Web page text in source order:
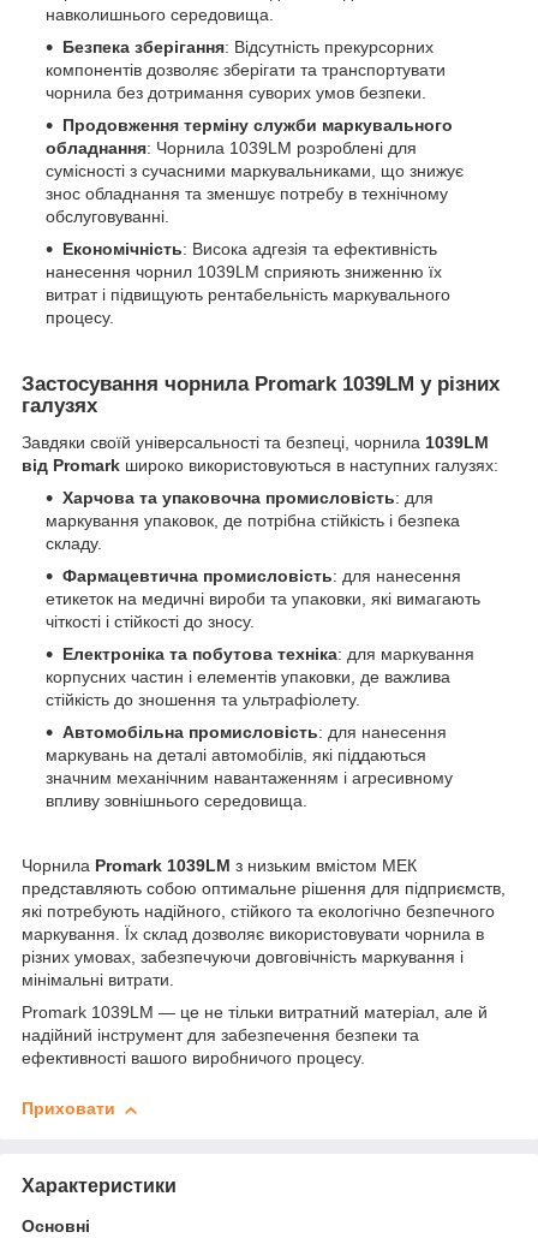
навколишнього середовища.
Безпека зберігання: Відсутність прекурсорних
компонентів дозволяє зберігати та транспортувати
чорнила без дотримання суворих умов безпеки.
Продовження терміну служби маркувального
обладнання: Чорнила 1039LM розроблені для
сумісності з сучасними маркувальниками, що знижує
знос обладнання та зменшує потребу в технічному
обслуговуванні.
Економічність: Висока адгезія та ефективність
нанесення чорнил 1039LM сприяють зниженню їх
витрат і підвищують рентабельність маркувального
процесу.
Застосування чорнила Promark 1039LM у різних
галузях
Завдяки своїй універсальності та безпеці, чорнила 1039LM
від Promark широко використовуються в наступних галузях:
Харчова та упаковочна промисловість: для
маркування упаковок, де потрібна стійкість і безпека
складу.
Фармацевтична промисловість: для нанесення
етикеток на медичні вироби та упаковки, які вимагають
чіткості і стійкості до зносу.
Електроніка та побутова техніка: для маркування
корпусних частин і елементів упаковки, де важлива
стійкість до зношення та ультрафіолету.
Автомобільна промисловість: для нанесення
маркувань на деталі автомобілів, які піддаються
значним механічним навантаженням і агресивному
впливу зовнішнього середовища.
Чорнила Promark 1039LM з низьким вмістом МЕК
представляють собою оптимальне рішення для підприємств,
які потребують надійного, стійкого та екологічно безпечного
маркування. Їх склад дозволяє використовувати чорнила в
різних умовах, забезпечуючи довговічність маркування і
мінімальні витрати.
Promark 1039LM — це не тільки витратний матеріал, але й
надійний інструмент для забезпечення безпеки та
ефективності вашого виробничого процесу.
Приховати
Характеристики
Основні